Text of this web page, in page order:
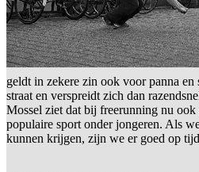
geldt in zekere zin ook voor panna en
straat en verspreidt zich dan
Mossel ziet dat bij freerunning nu ook
populaire sport onder jongeren. Als
kunnen krijgen, zijn we er goed op